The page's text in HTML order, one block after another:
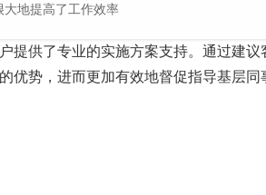
地提高了工作效率
提供了专业的实施方案支持。通过建议
优势，进而更加有效地督促指导基层同